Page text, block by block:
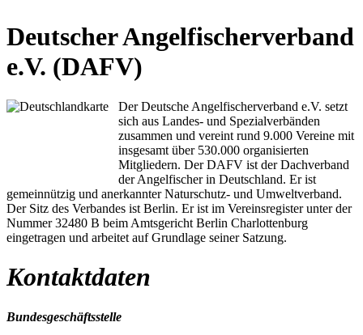
Deutscher Angelfischerverband
e.V. (DAFV)
Der Deutsche Angelfischerverband e.V. setzt
sich aus Landes- und Spezialverbänden
zusammen und vereint rund 9.000 Vereine mit
insgesamt über 530.000 organisierten
Mitgliedern. Der DAFV ist der Dachverband
der Angelfischer in Deutschland. Er ist
gemeinnützig und anerkannter Naturschutz- und Umweltverband.
Der Sitz des Verbandes ist Berlin. Er ist im Vereinsregister unter der
Nummer 32480 B beim Amtsgericht Berlin Charlottenburg
eingetragen und arbeitet auf Grundlage seiner Satzung.
Kontaktdaten
Bundesgeschäftsstelle